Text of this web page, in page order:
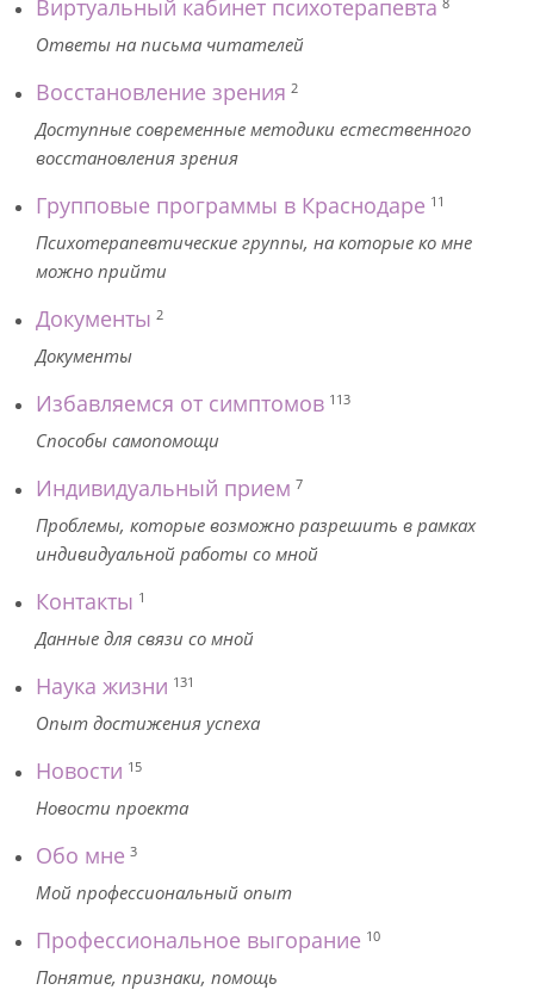
Виртуальный кабинет психотерапевта
Ответы на письма читателей
Восстановление зрения 2
Доступные современные методики естественного
восстановления зрения
Групповые программы в Краснодаре 11
Психотерапевтические группы, на которые ко мне
можно прийти
Документы 2
Документы
Избавляемся от симптомов 113
Способы самопомощи
Индивидуальный прием 7
Проблемы, которые возможно разрешить в рамках
индивидуальной работы со мной
Контакты 1
Данные для связи со мной
Наука жизни 131
Опыт достижения успеха
Новости 15
Новости проекта
Обо мне 3
Мой профессиональный опыт
Профессиональное выгорание 10
Понятие, признаки, помощь